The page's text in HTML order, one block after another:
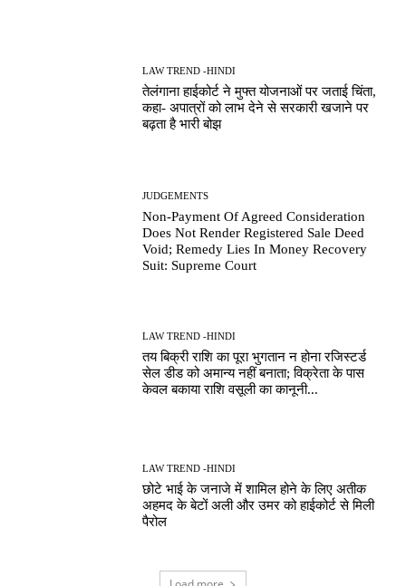
LAW TREND -HINDI
तेलंगाना हाईकोर्ट ने मुफ्त योजनाओं पर जताई चिंता,
कहा- अपात्रों को लाभ देने से सरकारी खजाने पर
बढ़ता है भारी बोझ
JUDGEMENTS
Non-Payment Of Agreed Consideration
Does Not Render Registered Sale Deed
Void; Remedy Lies In Money Recovery
Suit: Supreme Court
LAW TREND -HINDI
तय बिक्री राशि का पूरा भुगतान न होना रजिस्टर्ड
सेल डीड को अमान्य नहीं बनाता; विक्रेता के पास
केवल बकाया राशि वसूली का कानूनी...
LAW TREND -HINDI
छोटे भाई के जनाजे में शामिल होने के लिए अतीक
अहमद के बेटों अली और उमर को हाईकोर्ट से मिली
पैरोल